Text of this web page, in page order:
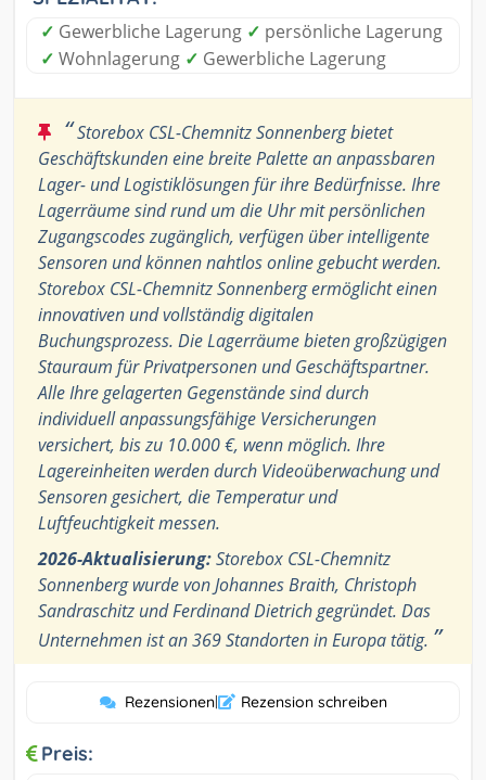
✓ Gewerbliche Lagerung ✓ persönliche Lagerung
✓ Wohnlagerung ✓ Gewerbliche Lagerung
“Storebox CSL-Chemnitz Sonnenberg bietet
Geschäftskunden eine breite Palette an anpassbaren
Lager- und Logistiklösungen für ihre Bedürfnisse. Ihre
Lagerräume sind rund um die Uhr mit persönlichen
Zugangscodes zugänglich, verfügen über intelligente
Sensoren und können nahtlos online gebucht werden.
Storebox CSL-Chemnitz Sonnenberg ermöglicht einen
innovativen und vollständig digitalen
Buchungsprozess. Die Lagerräume bieten großzügigen
Stauraum für Privatpersonen und Geschäftspartner.
Alle Ihre gelagerten Gegenstände sind durch
individuell anpassungsfähige Versicherungen
versichert, bis zu 10.000 €, wenn möglich. Ihre
Lagereinheiten werden durch Videoüberwachung und
Sensoren gesichert, die Temperatur und
Luftfeuchtigkeit messen.
2026-Aktualisierung:Storebox CSL-Chemnitz
Sonnenberg wurde von Johannes Braith, Christoph
Sandraschitz und Ferdinand Dietrich gegründet. Das
Unternehmen ist an 369 Standorten in Europa tätig. ”
Rezensionen| Rezension schreiben
Preis: